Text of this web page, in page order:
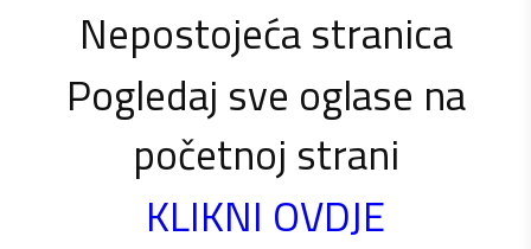
Nepostojeća stranica
Pogledaj sve oglase na
početnoj strani
KLIKNI OVDJE